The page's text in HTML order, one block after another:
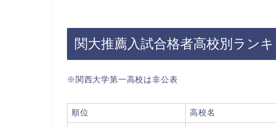
関大推薦入試合格者高校別ラン
※関西大学第一高校は非公表
順位 高校名